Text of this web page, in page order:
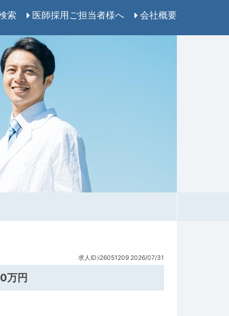
索 医師採用ご担当者様へ 会社概要
求人ID:i26051209 2026/07/31
万円